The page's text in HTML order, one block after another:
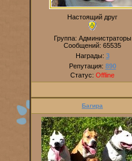
Настоящий друг
Группа: Администраторы
Сообщений: 65535
Награды: 3
Репутация: 890
Статус: Offline
Багира